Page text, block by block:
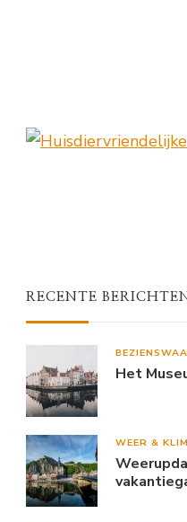
RECENTE BERICHTEN
Het
WEER &